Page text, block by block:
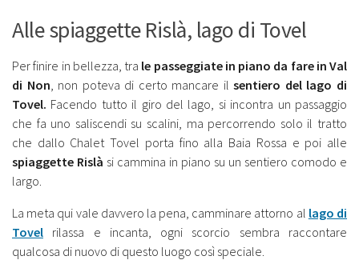
Alle spiaggette Rislà, lago di Tovel
Per finire in bellezza, tra le passeggiate in piano da fare in Val
di Non , non poteva di certo mancare ilsentiero del lago di
Tovel. Facendo tutto il giro del lago, si incontra un passaggio
che fa uno saliscendi su scalini, ma percorrendo solo il tratto
che dallo Chalet Tovel porta fino alla Baia Rossa e poi alle
spiaggette Rislà si cammina in piano su un sentiero comodo e
largo.
La meta qui vale davvero la pena, camminare attorno al lago di
Tovel rilassa e incanta, ogni scorcio sembra raccontare
qualcosa di nuovo di questo luogo così speciale.